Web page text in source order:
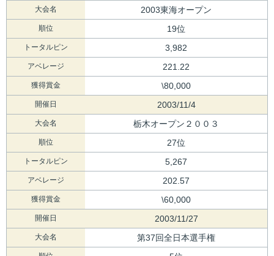
大会名 2003東海オープン
順位 19位
トータルピン 3,982
アベレージ 221.22
獲得賞金 \80,000
開催日 2003/11/4
大会名 栃木オープン２００３
順位 27位
トータルピン 5,267
アベレージ 202.57
獲得賞金 \60,000
開催日 2003/11/27
大会名 第37回全日本選手権